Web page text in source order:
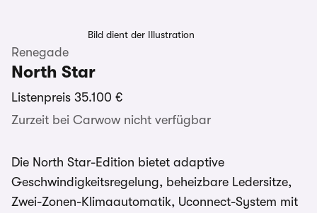
Bild dient der Illustration
Renegade
North Star
Listenpreis 35.100 €
Zurzeit bei Carwow nicht verfügbar
Die North Star-Edition bietet adaptive
Geschwindigkeitsregelung, beheizbare Ledersitze,
Zwei-Zonen-Klimaautomatik, Uconnect-System mit